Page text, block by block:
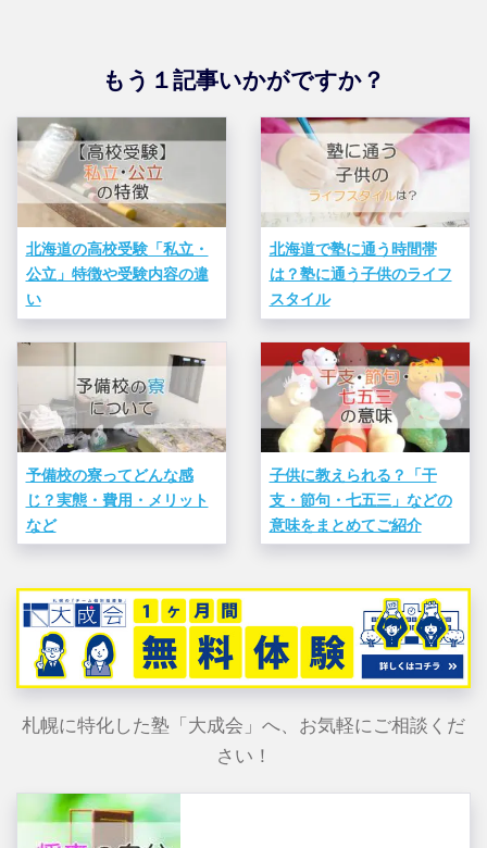
もう１記事いかがですか？
北海道の高校受験「私立・
公立」特徴や受験内容の違
い
北海道で塾に通う時間帯
は？塾に通う子供のライフ
スタイル
予備校の寮ってどんな感
じ？実態・費用・メリット
など
子供に教えられる？「干
支・節句・七五三」などの
意味をまとめてご紹介
札幌に特化した塾「大成会」へ、お気軽にご相談くだ
さい！